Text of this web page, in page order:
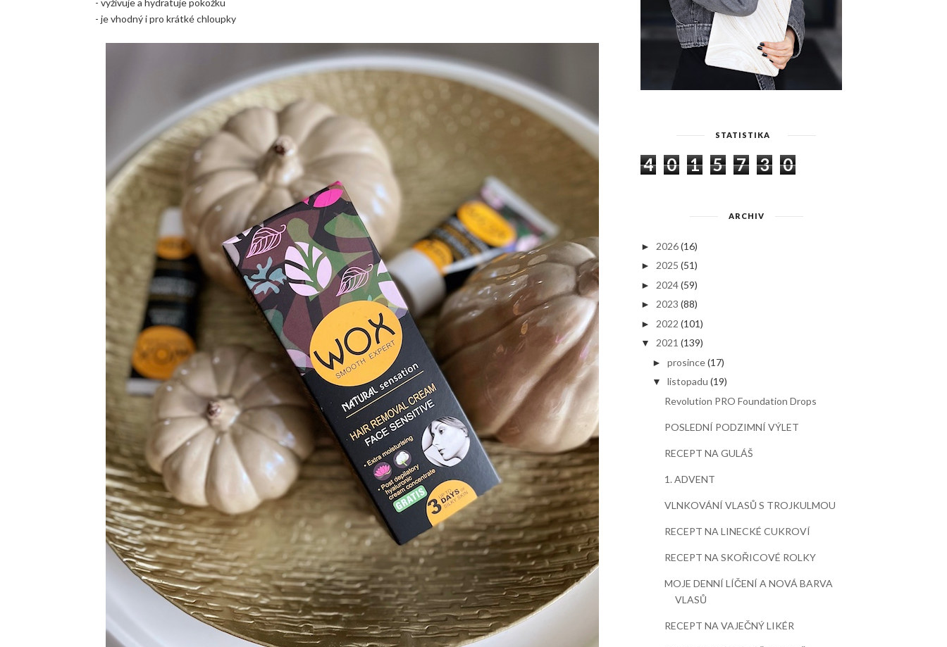
- vyživuje a hydratuje pokožku
- je vhodný i pro krátké chloupky
STATISTIKA
4 0 1 5 7 3 0
ARCHIV
► 2026 (16)
► 2025 (51)
► 2024 (59)
► 2023 (88)
► 2022 (101)
▼ 2021 (139)
►prosince(17)
▼ listopadu (19)
Revolution PRO Foundation Drops
POSLEDNÍ PODZIMNÍ VÝLET
RECEPT NA GULÁŠ
1. ADVENT
VLNKOVÁNÍ VLASŮ S TROJKULMOU
RECEPT NA LINECKÉ CUKROVÍ
RECEPT NA SKOŘICOVÉ ROLKY
MOJE DENNÍ LÍČENÍ A NOVÁ BARVA
VLASŮ
RECEPT NA VAJEČNÝ LIKÉR